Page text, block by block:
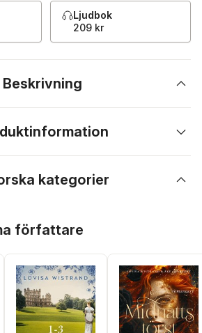
Ljudbok
209 kr
Beskrivning
kategorier
författare